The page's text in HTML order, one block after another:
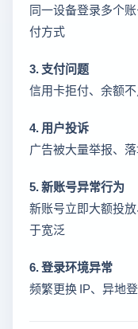
同一设备登录多个
付方式
3. 支付问题
信用卡拒付、余额
4. 用户投诉
广告被大量举报、
5. 新账号异常行为
新账号立即大额投
于宽泛
6. 登录环境异常
频繁更换 IP、异地